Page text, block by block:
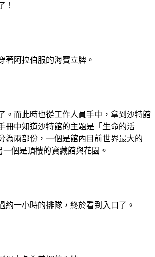
！
著阿拉伯服的海寶立牌。
。而此時也從工作人員手中，拿到沙特館
冊中知道沙特館的主題是「生命的活
為兩部份，一個是館內目前世界最大的
個是頂樓的寶藏館與花園。
約一小時的排隊，終於看到入口了。